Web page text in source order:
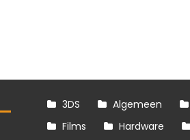
3DS Algemeen
Films
Hardware